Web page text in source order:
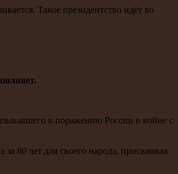
Такое президентство идёт во
к поражению России в войне с
80 лет для своего народа, присваивая